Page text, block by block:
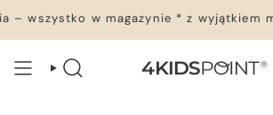
do
treści
wszystko w magazynie * z wyjątkiem
WYSZUKIWANIE